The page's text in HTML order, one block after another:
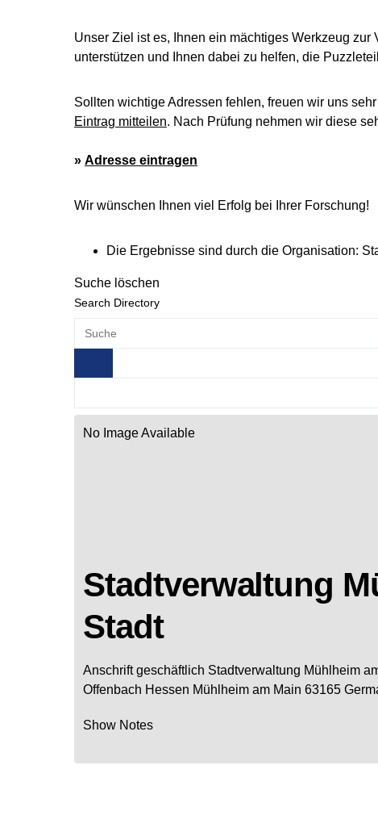
Unser Ziel ist es, Ihnen ein mächtiges Werkzeug
unterstützen und Ihnen dabei zu helfen, die
Sollten wichtige Adressen fehlen, freuen wir uns
Eintrag mitteilen. Nach Prüfung nehmen wir diese
» Adresse eintragen
Wir wünschen Ihnen viel Erfolg bei Ihrer Forschung!
Die Ergebnisse sind durch die Organisation:
Suche löschen
Search Directory
No Image Available
Stadtverwaltung
Stadt
Anschrift geschäftlich Stadtverwaltung Mühlheim
Offenbach Hessen Mühlheim am Main 63165
Show Notes